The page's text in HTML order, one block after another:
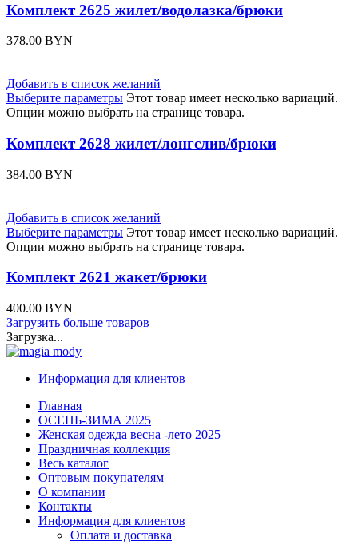
Комплект 2625 жилет/водолазка/брюки
378.00 BYN
Добавить в список желаний
Выберите параметры Этот товар имеет несколько вариаций.
Опции можно выбрать на странице товара.
Комплект 2628 жилет/лонгслив/брюки
384.00 BYN
Добавить в список желаний
Выберите параметры Этот товар имеет несколько вариаций.
Опции можно выбрать на странице товара.
Комплект 2621 жакет/брюки
400.00 BYN
Загрузить больше товаров
Загрузка...
Информация для клиентов
Главная
ОСЕНЬ-ЗИМА 2025
Женская одежда весна -лето 2025
Праздничная коллекция
Весь каталог
Оптовым покупателям
О компании
Контакты
Информация для клиентов
Оплата и доставка